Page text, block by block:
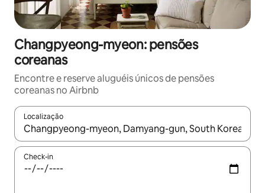
Changpyeong-myeon: pensões
coreanas
Encontre e reserve aluguéis únicos de pensões
coreanas no Airbnb
Localização
Quando os resultados estiverem disponíveis, explore-os
Check-in